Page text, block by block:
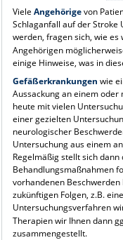
Viele Angehörigevon
Schlaganfall auf der Stroke
werden, fragen sich, wie
Angehörigen
einige Hinweise, was in
Gefäßerkrankungen wie
Aussackung an einem
heute mit vielen
einer gezielten
neurologischer
Untersuchung aus einem
Regelmäßig stellt sich
Behandlungsmaßnahmen
vorhandenen
zukünftigen Folgen, z.B.
Untersuchungsverfahren
Therapien wir Ihnen dann
zusammengestellt.